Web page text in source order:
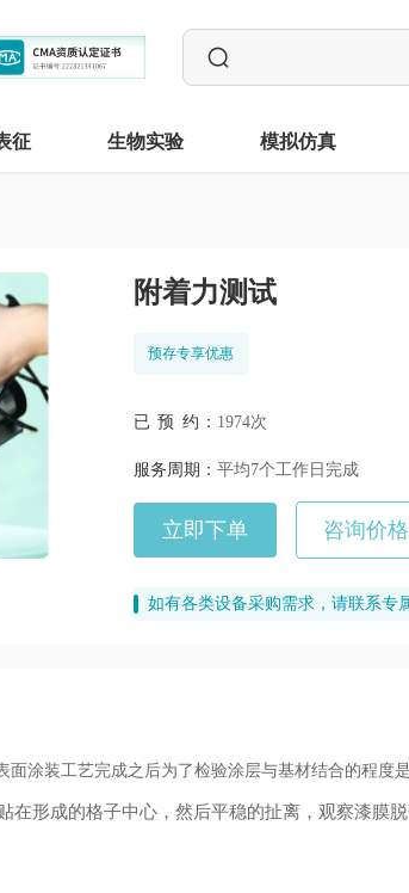
征 生物实验 模拟仿真
附着力测试
预存专享优惠
已 预 约： 1974次
服务周期： 平均7个工作日完成
立即下单 咨询价格
如有各类设备采购需求，请联系专
涂装工艺完成之后为了检验涂层与基材结合的程度是
在形成的格子中心，然后平稳的扯离，观察漆膜